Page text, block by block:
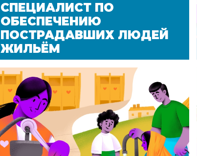
СПЕЦИАЛИСТ ПО
ОБЕСПЕЧЕНИЮ
ПОСТРАДАВШИХ ЛЮДЕЙ
ЖИЛЬЁМ